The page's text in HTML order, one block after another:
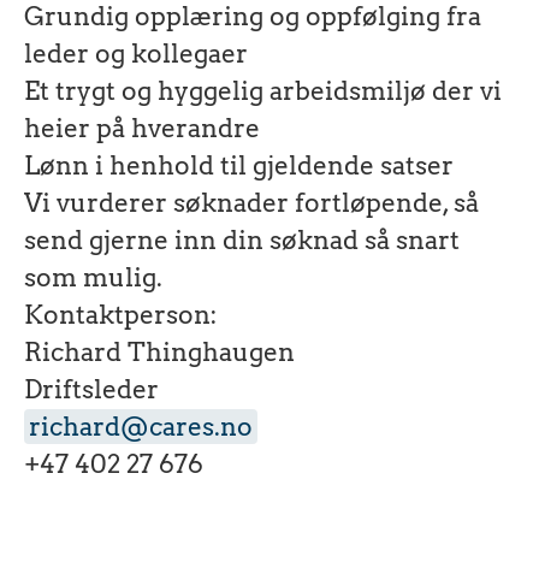
Grundig opplæring og oppfølging fra
leder og kollegaer
Et trygt og hyggelig arbeidsmiljø der vi
heier på hverandre
Lønn i henhold til gjeldende satser
Vi vurderer søknader fortløpende, så
send gjerne inn din søknad så snart
som mulig.
Kontaktperson:
Richard Thinghaugen
Driftsleder
richard@cares.no
+47 402 27 676